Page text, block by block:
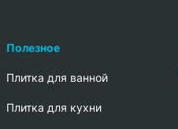
Полезное
Плитка для ванной
Плитка для кухни